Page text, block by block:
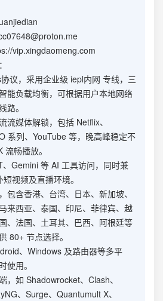
vip.xingdaomeng.com
议，采用企业级 iepl内网 专线，三
能负载均衡，可根据用户本地网络
路。
流媒体解锁，包括 Netflix、
系列、YouTube 等，晚高峰稳定不
畅播放。
、Gemini 等 AI 工具访问，同时兼
视频及直播环境。
包含香港、台湾、日本、新加坡、
来西亚、泰国、印尼、菲律宾、越
、法国、土耳其、巴西、阿根廷等
80+ 节点选择。
、Windows 及路由器等多平
使用。
，如 Shadowrocket、Clash、
、Surge、Quantumult X、